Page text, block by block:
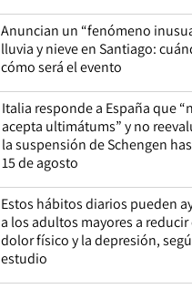
Anuncian un “fenómeno
lluvia y nieve en Santiago:
cómo será el evento
Italia responde a España que
acepta ultimátums” y no
la suspensión de Schengen
15 de agosto
Estos hábitos diarios pueden
a los adultos mayores a reducir
dolor físico y la depresión,
estudio